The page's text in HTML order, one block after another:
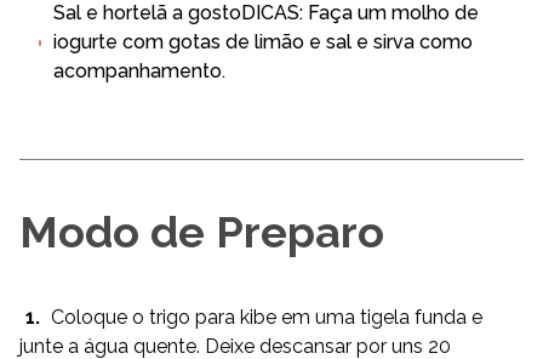
Sal e hortelã a gostoDICAS: Faça um molho de
iogurte com gotas de limão e sal e sirva como
acompanhamento.
Modo de Preparo
1. Coloque o trigo para kibe em uma tigela funda e
junte a água quente. Deixe descansar por uns 20